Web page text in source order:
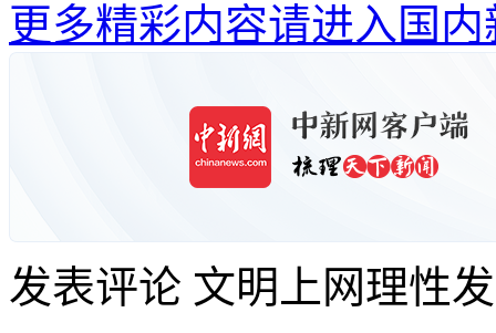
更多精彩内容请进入国内
发表评论 文明上网理性